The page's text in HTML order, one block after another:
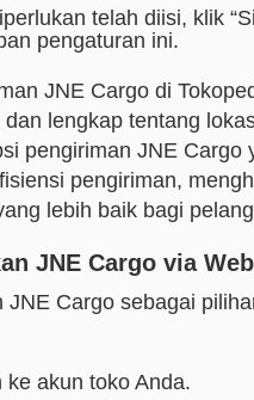
telah diisi, klik
pengaturan ini.
JNE Cargo di
lengkap tentang
pengiriman JNE
pengiriman,
lebih baik bagi
JNE Cargo via
Cargo sebagai
ke akun toko Anda.